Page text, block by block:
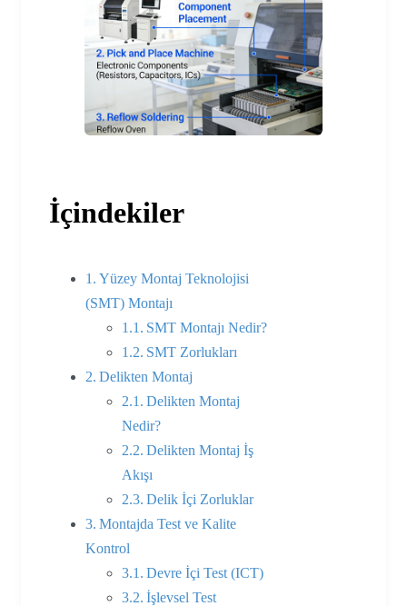
İçindekiler
Yüzey Montaj Teknolojisi
(SMT) Montajı
SMT Montajı Nedir?
SMT Zorlukları
Delikten Montaj
Delikten Montaj
Nedir?
Delikten Montaj İş
Akışı
Delik İçi Zorluklar
Montajda Test ve Kalite
Kontrol
Devre İçi Test (ICT)
İşlevsel Test